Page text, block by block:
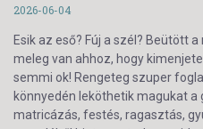
2026-06-04
Esik az eső? Fúj a szél? Beütött
meleg van ahhoz, hogy
semmi ok! Rengeteg szuper
könnyedén leköthetik magukat a
matricázás, festés, ragasztás,